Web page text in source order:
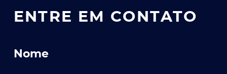
ENTRE EM CONTATO
Nome